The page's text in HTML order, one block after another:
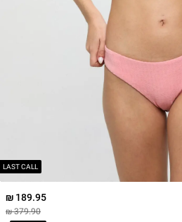
LAST CALL
189.95 ₪
379.90 ₪